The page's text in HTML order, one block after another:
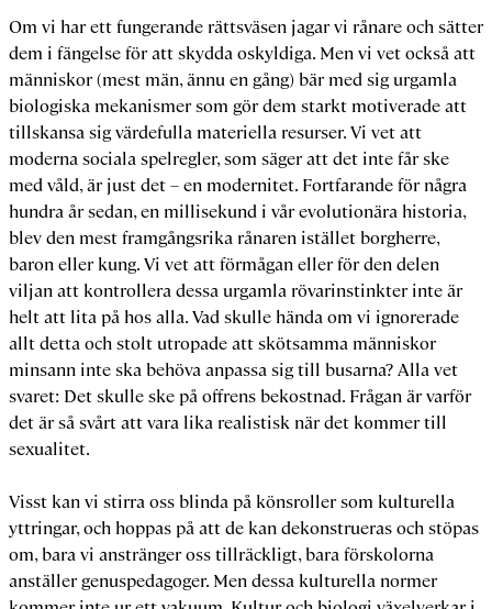
Om vi har ett fungerande rättsväsen jagar vi rånare och sätter
dem i fängelse för att skydda oskyldiga. Men vi vet också att
människor (mest män, ännu en gång) bär med sig urgamla
biologiska mekanismer som gör dem starkt motiverade att
tillskansa sig värdefulla materiella resurser. Vi vet att
moderna sociala spelregler, som säger att det inte får ske
med våld, är just det – en modernitet. Fortfarande för några
hundra år sedan, en millisekund i vår evolutionära historia,
blev den mest framgångsrika rånaren istället borgherre,
baron eller kung. Vi vet att förmågan eller för den delen
viljan att kontrollera dessa urgamla rövarinstinkter inte är
helt att lita på hos alla. Vad skulle hända om vi ignorerade
allt detta och stolt utropade att skötsamma människor
minsann inte ska behöva anpassa sig till busarna? Alla vet
svaret: Det skulle ske på offrens bekostnad. Frågan är varför
det är så svårt att vara lika realistisk när det kommer till
sexualitet.
Visst kan vi stirra oss blinda på könsroller som kulturella
yttringar, och hoppas på att de kan dekonstrueras och stöpas
om, bara vi anstränger oss tillräckligt, bara förskolorna
anställer genuspedagoger. Men dessa kulturella normer